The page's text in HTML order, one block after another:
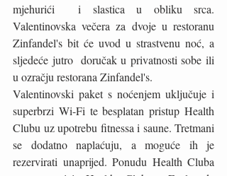
mjehurići  i slastica u obliku srca.
Valentinovska večera za dvoje u restoranu
Zinfandel's bit će uvod u strastvenu noć, a
sljedeće jutro  doručak u privatnosti sobe ili
u ozračju restorana Zinfandel's.
Valentinovski paket s noćenjem uključuje i
superbrzi Wi-Fi te besplatan pristup Health
Clubu uz upotrebu fitnessa i saune. Tretmani
se dodatno naplaćuju, a moguće ih je
rezervirati unaprijed. Ponudu Health Cluba